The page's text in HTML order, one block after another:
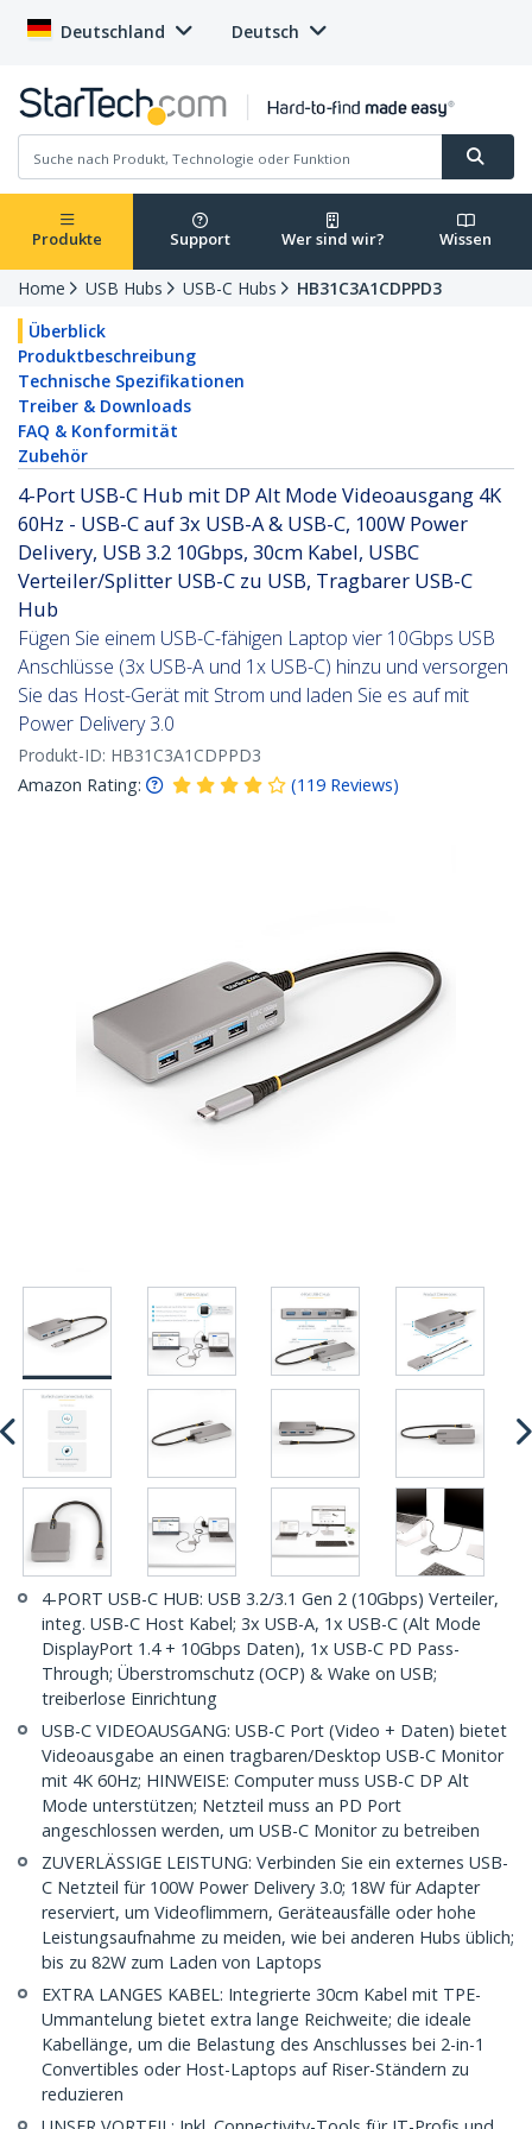
Deutschland Deutsch
Produkte Support Wer sind wir? Wissen
Home USB Hubs USB-C Hubs
HB31C3A1CDPPD3
Überblick
Produktbeschreibung
Technische Spezifikationen
Treiber & Downloads
FAQ & Konformität
Zubehör
4-Port USB-C Hub mit DP Alt Mode Videoausgang 4K
60Hz - USB-C auf 3x USB-A & USB-C, 100W Power
Delivery, USB 3.2 10Gbps, 30cm Kabel, USBC
Verteiler/Splitter USB-C zu USB, Tragbarer USB-C
Hub
Fügen Sie einem USB-C-fähigen Laptop vier 10Gbps USB
Anschlüsse (3x USB-A und 1x USB-C) hinzu und versorgen
Sie das Host-Gerät mit Strom und laden Sie es auf mit
Power Delivery 3.0
Produkt-ID: HB31C3A1CDPPD3
Amazon Rating:
(119 Reviews)
4-PORT USB-C HUB: USB 3.2/3.1 Gen 2 (10Gbps) Verteiler,
integ. USB-C Host Kabel; 3x USB-A, 1x USB-C (Alt Mode
DisplayPort 1.4 + 10Gbps Daten), 1x USB-C PD Pass-
Through; Überstromschutz (OCP) & Wake on USB;
treiberlose Einrichtung
USB-C VIDEOAUSGANG: USB-C Port (Video + Daten) bietet
Videoausgabe an einen tragbaren/Desktop USB-C Monitor
mit 4K 60Hz; HINWEISE: Computer muss USB-C DP Alt
Mode unterstützen; Netzteil muss an PD Port
angeschlossen werden, um USB-C Monitor zu betreiben
ZUVERLÄSSIGE LEISTUNG: Verbinden Sie ein externes USB-
C Netzteil für 100W Power Delivery 3.0; 18W für Adapter
reserviert, um Videoflimmern, Geräteausfälle oder hohe
Leistungsaufnahme zu meiden, wie bei anderen Hubs üblich;
bis zu 82W zum Laden von Laptops
EXTRA LANGES KABEL: Integrierte 30cm Kabel mit TPE-
Ummantelung bietet extra lange Reichweite; die ideale
Kabellänge, um die Belastung des Anschlusses bei 2-in-1
Convertibles oder Host-Laptops auf Riser-Ständern zu
reduzieren